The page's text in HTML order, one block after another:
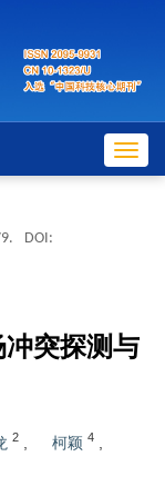
DOI:
突探测与
2 柯颖 4